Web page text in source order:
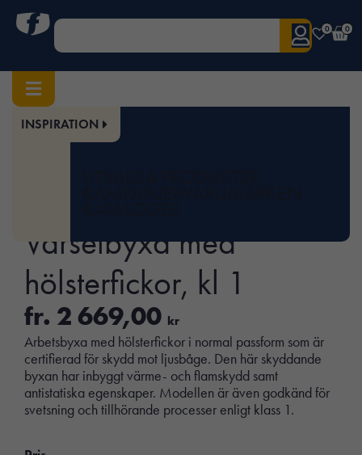
0 0
INSPIRATION
Hem/Herr/Underdelar
Varselbyxa med
hölsterfickor, kl 1
fr. 2 669,00 kr
Arbetsbyxa med hölsterfickor i normal passform som är
certifierad för skydd mot ljusbåge. Den här skyddande
byxan har inbyggt värme- och flamskydd samt
antistatiska egenskaper. Modellen är även godkänd för
svetsning och tillhörande processer enligt klass 1.